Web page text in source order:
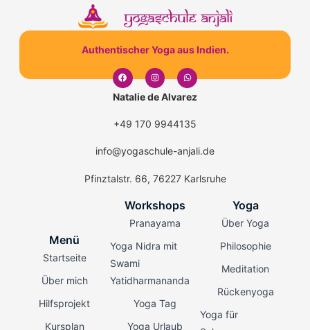
Authentischer Yoga aus Indien.
Natalie de Alvarez
+49 170 9944135
info@yogaschule-anjali.de
Pfinztalstr. 66, 76227 Karlsruhe
Menü
Startseite
Über mich
Hilfsprojekt
Kursplan
Workshops
Pranayama
Yoga Nidra mit
Swami
Yatidharmananda
Yoga Tag
Yoga Urlaub
Yoga
Über Yoga
Philosophie
Meditation
Rückenyoga
Yoga für